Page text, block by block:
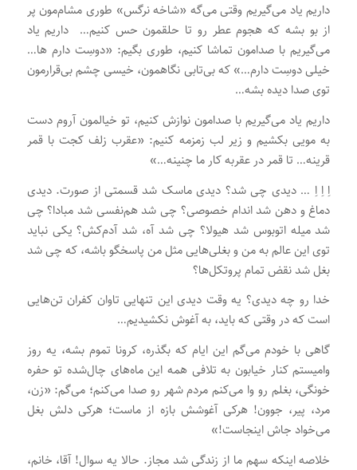
داریم یاد می‌گیریم وقتی می‌گه «شاخه نرگس» طوری مشام‌مون پر
از بو بشه که هجوم عطر رو تا حلقمون حس کنیم… داریم یاد
می‌گیریم با صدامون تماشا کنیم، طوری بگیم: «دوسِت دارم ها…
خیلی دوسِت دارم…» که بی‌تابی نگاهمون، خیسی چشم بی‌قرارمون
توی صدا دیده بشه…
داریم یاد می‌گیریم با صدامون نوازش کنیم، تو خیالمون آروم دست
به مویی بکشیم و زیر لب زمزمه کنیم: «عقرب زلف کجت با قمر
قرینه… تا قمر در عقربه کار ما چنینه…»
اِ اِ اِ … دیدی چی شد؟ دیدی ماسک شد قسمتی از صورت. دیدی
دماغ و دهن شد اندام خصوصی؟ چی شد هم‌نفسی شد مبادا؟ چی
شد میله اتوبوس شد هیولا؟ چی شد آه، شد آدم‌کش؟ یکی نباید
توی این عالم به من و بغلی‌هایی مثل من پاسخگو باشه، که چی شد
بغل شد نقض تمام پروتکل‌ها؟
خدا رو چه دیدی؟ یه وقت دیدی این تنهایی تاوان کفران تن‌هایی
است که در وقتی که باید، به آغوش نکشیدیم…
گاهی با خودم می‌گم این ایام که بگذره، کرونا تموم بشه، یه روز
وامیستم کنار خیابون به تلافی همه این ماه‌های چال‌شده تو حفره
خونگی، بغلم رو وا می‌کنم مردم شهر رو صدا می‌کنم؛ می‌گم: «زن،
مرد، پیر، جوون! هرکی آغوشش بازه از ماست؛ هرکی دلش بغل
می‌خواد جاش اینجاست!»
خلاصه اینکه سهم ما از زندگی شد مجاز. حالا یه سوال! آقا، خانم،